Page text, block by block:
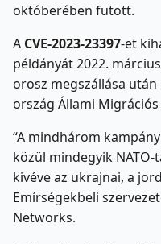
októberében futott.
A CVE-2023-23397-et
példányát 2022.
orosz megszállása
ország Állami
“A mindhárom
közül mindegyik
kivéve az ukrajnai, a
Emírségekbeli
Networks.